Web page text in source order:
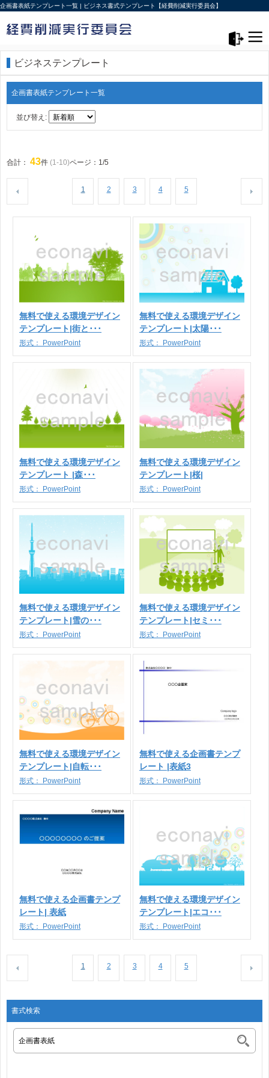
企画書表紙テンプレート一覧 | ビジネス書式テンプレート【経費削減実行委員会】
ビジネステンプレート
企画書表紙テンプレート一覧
並び替え:
合計： 43件 (1-10)ページ：1/5
1 2 3 4 5
無料で使える環境デザイン
テンプレート|街と･･･
形式： PowerPoint
無料で使える環境デザイン
テンプレート|太陽･･･
形式： PowerPoint
無料で使える環境デザイン
テンプレート |森･･･
形式： PowerPoint
無料で使える環境デザイン
テンプレート|桜|
形式： PowerPoint
無料で使える環境デザイン
テンプレート|雪の･･･
形式： PowerPoint
無料で使える環境デザイン
テンプレート|セミ･･･
形式： PowerPoint
無料で使える環境デザイン
テンプレート|自転･･･
形式： PowerPoint
無料で使える企画書テンプ
レート |表紙3
形式： PowerPoint
無料で使える企画書テンプ
レート| 表紙
形式： PowerPoint
無料で使える環境デザイン
テンプレート|エコ･･･
形式： PowerPoint
1 2 3 4 5
書式検索